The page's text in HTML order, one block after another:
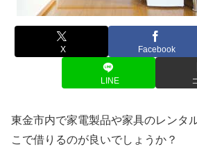
X Facebook
LINE
東金市内で家電製品や家具のレンタ
こで借りるのが良いでしょうか？